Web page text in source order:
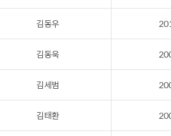
김동우
김동욱
김세범
김태환